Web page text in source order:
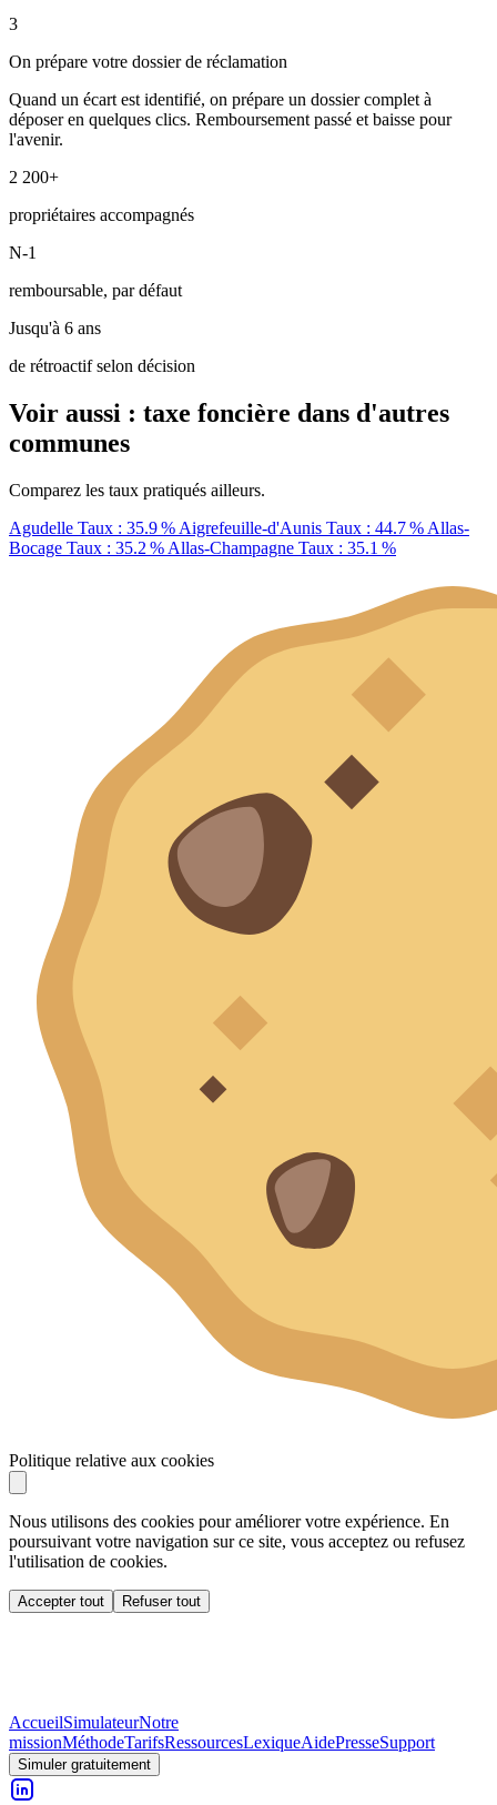
3
On prépare votre dossier de réclamation
Quand un écart est identifié, on prépare un dossier complet à
déposer en quelques clics. Remboursement passé et baisse pour
l'avenir.
2 200+
propriétaires accompagnés
N-1
remboursable, par défaut
Jusqu'à 6 ans
de rétroactif selon décision
Voir aussi : taxe foncière dans d'autres
communes
Comparez les taux pratiqués ailleurs.
Agudelle Taux : 35.9 % Aigrefeuille-d'Aunis Taux : 44.7 % Allas-
Bocage Taux : 35.2 % Allas-Champagne Taux : 35.1 %
Politique relative aux cookies
Nous utilisons des cookies pour améliorer votre expérience. En
poursuivant votre navigation sur ce site, vous acceptez ou refusez
l'utilisation de cookies.
Accepter tout Refuser tout
AccueilSimulateurNotre
missionMéthodeTarifsRessourcesLexiqueAidePresseSupport
Simuler gratuitement